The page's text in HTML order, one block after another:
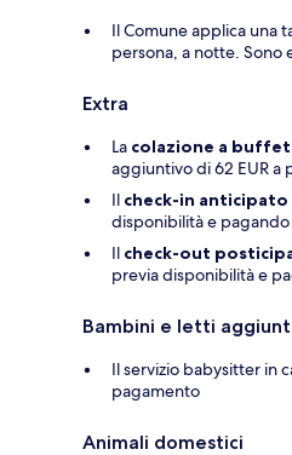
Il Comune applica una
persona, a notte. Sono
Extra
La colazione a buffet
aggiuntivo di 62 EUR a
Il check-in anticipato
disponibilità e
Il check-out
previa disponibilità e
Bambini e letti
Il servizio babysitter in
pagamento
Animali domestici